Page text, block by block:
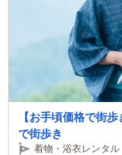
【お手頃価格で街
で街歩き
着物・浴衣レンタ